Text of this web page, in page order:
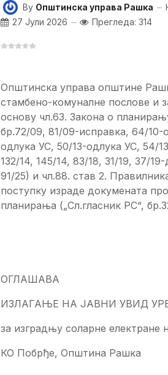
By Општинска управа Рашка
27 Јули 2026
Прегледа: 314
Општинска управа општине
стамбено-комуналне послове и
основу чл.63. Закона о
бр.72/09, 81/09-исправка, 64/10-
одлука УС, 50/13-одлука УС, 54/
132/14, 145/14, 83/18, 31/19, 37/
91/25) и чл.88. став 2.
поступку израде докумената
планирања („Сл.гласник РС“,
ОГЛАШАВА
ИЗЛАГАЊЕ НА ЈАВНИ УВИД
за изградњу соларне електране
КО Побрђе, Општина Рашка